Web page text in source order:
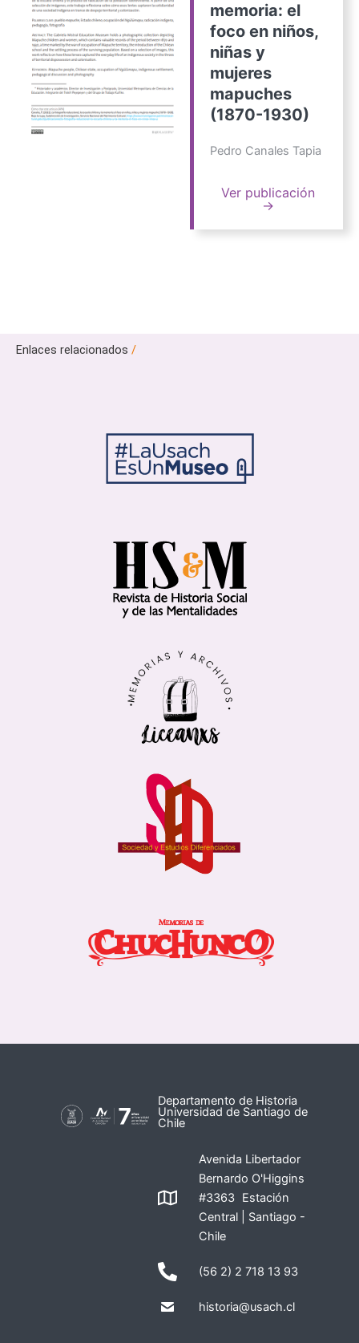
memoria: el
foco en niños,
niñas y
mujeres
mapuches
(1870-1930)
Pedro Canales Tapia
Ver publicación
→
Enlaces relacionados /
Departamento de Historia
Universidad de Santiago de
Chile
Avenida Libertador
Bernardo O'Higgins
#3363 Estación
Central | Santiago -
Chile
(56 2) 2 718 13 93
historia@usach.cl